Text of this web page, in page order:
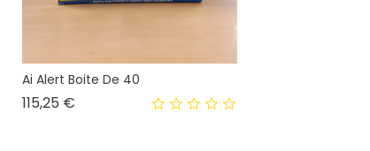
Ai Alert Boite De 40
115,25 €